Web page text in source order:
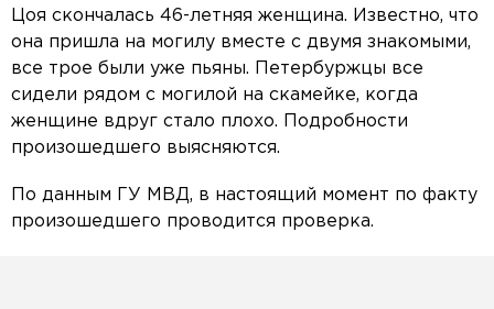
Цоя скончалась 46-летняя женщина. Известно, что
она пришла на могилу вместе с двумя знакомыми,
все трое были уже пьяны. Петербуржцы все
сидели рядом с могилой на скамейке, когда
женщине вдруг стало плохо. Подробности
произошедшего выясняются.
По данным ГУ МВД, в настоящий момент по факту
произошедшего проводится проверка.